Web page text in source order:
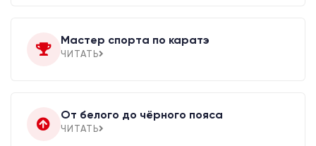
Мастер спорта по каратэ
ЧИТАТЬ
От белого до чёрного пояса
ЧИТАТЬ